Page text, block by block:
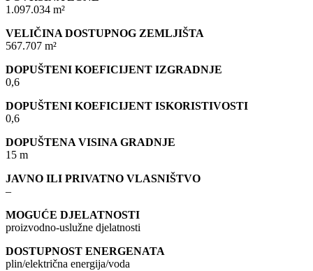
1.097.034 m²
VELIČINA DOSTUPNOG ZEMLJIŠTA
567.707 m²
DOPUŠTENI KOEFICIJENT IZGRADNJE
0,6
DOPUŠTENI KOEFICIJENT ISKORISTIVOSTI
0,6
DOPUŠTENA VISINA GRADNJE
15 m
JAVNO ILI PRIVATNO VLASNIŠTVO
–
MOGUĆE DJELATNOSTI
proizvodno-uslužne djelatnosti
DOSTUPNOST ENERGENATA
plin/električna energija/voda